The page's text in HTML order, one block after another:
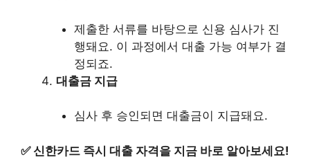
제출한 서류를 바탕으로 신용 심사가 진
행돼요. 이 과정에서 대출 가능 여부가 결
정되죠.
대출금 지급
심사 후 승인되면 대출금이 지급돼요.
✅신한카드 즉시 대출 자격을 지금 바로 알아보세요!